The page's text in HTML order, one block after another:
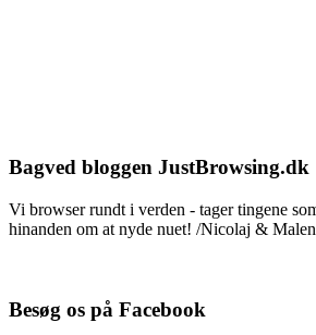
Bagved bloggen JustBrowsing.dk
Vi browser rundt i verden - tager tingene
hinanden om at nyde nuet! /Nicolaj &
Besøg os på Facebook